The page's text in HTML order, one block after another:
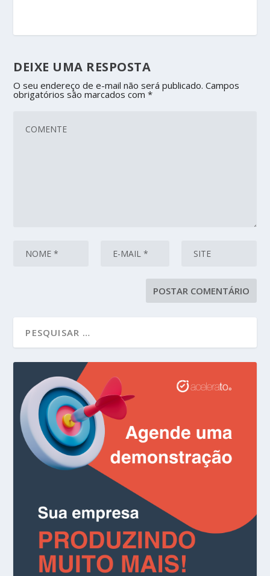
DEIXE UMA RESPOSTA
O seu endereço de e-mail não será publicado. Campos
obrigatórios são marcados com*